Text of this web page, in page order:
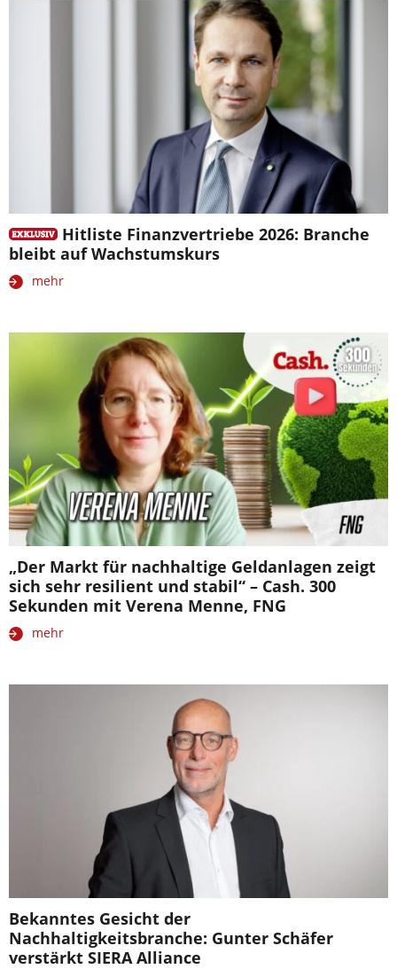
Hitliste Finanzvertriebe 2026: Branche
bleibt auf Wachstumskurs
mehr
„Der Markt für nachhaltige Geldanlagen zeigt
sich sehr resilient und stabil“ – Cash. 300
Sekunden mit Verena Menne, FNG
mehr
Bekanntes Gesicht der
Nachhaltigkeitsbranche: Gunter Schäfer
verstärkt SIERA Alliance